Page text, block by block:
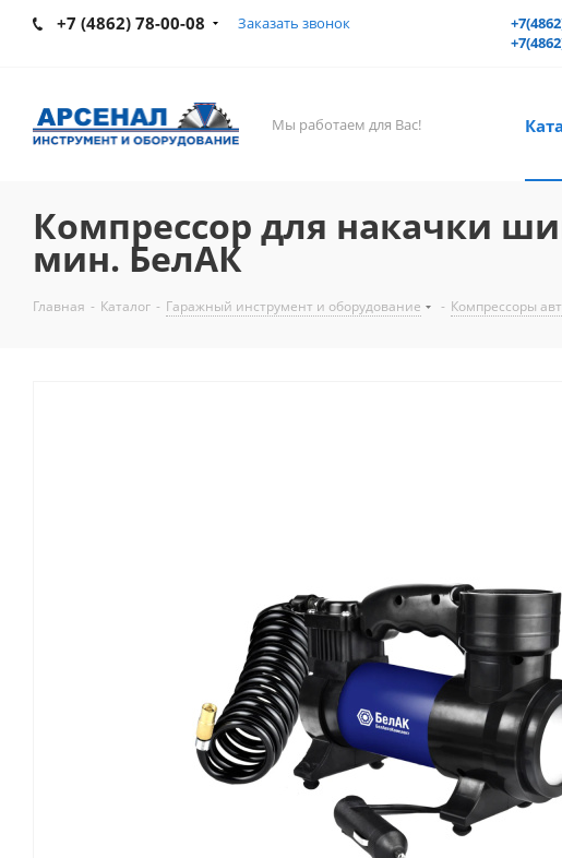
+7 (4862) 78-00-08 Заказать звонок
Мы работаем для Вас!
Компрессор для накачки
мин. БелАК
Главная - Каталог - Гаражный инструмент и оборудование - Компрессоры